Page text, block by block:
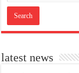
latest news